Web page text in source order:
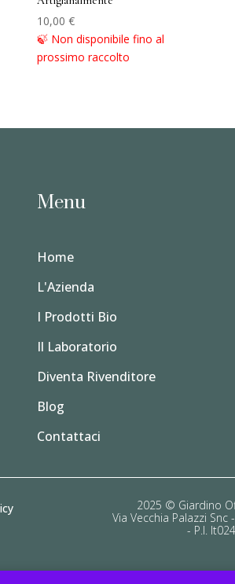
10,00 €
🍃 Non disponibile fino al
prossimo raccolto
Menu
Home
L'Azienda
I Prodotti Bio
Il Laboratorio
Diventa Rivenditore
Blog
Contattaci
2025 © Giardino
Via Vecchia Palazzi Snc
- P.I.